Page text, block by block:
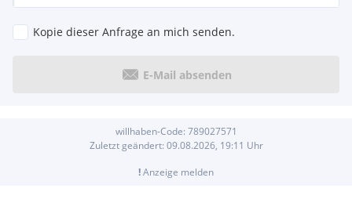
Kopie dieser Anfrage an mich senden.
E-Mail absenden
willhaben-Code: 789027571
Zuletzt geändert: 09.08.2026, 19:11 Uhr
!Anzeige melden